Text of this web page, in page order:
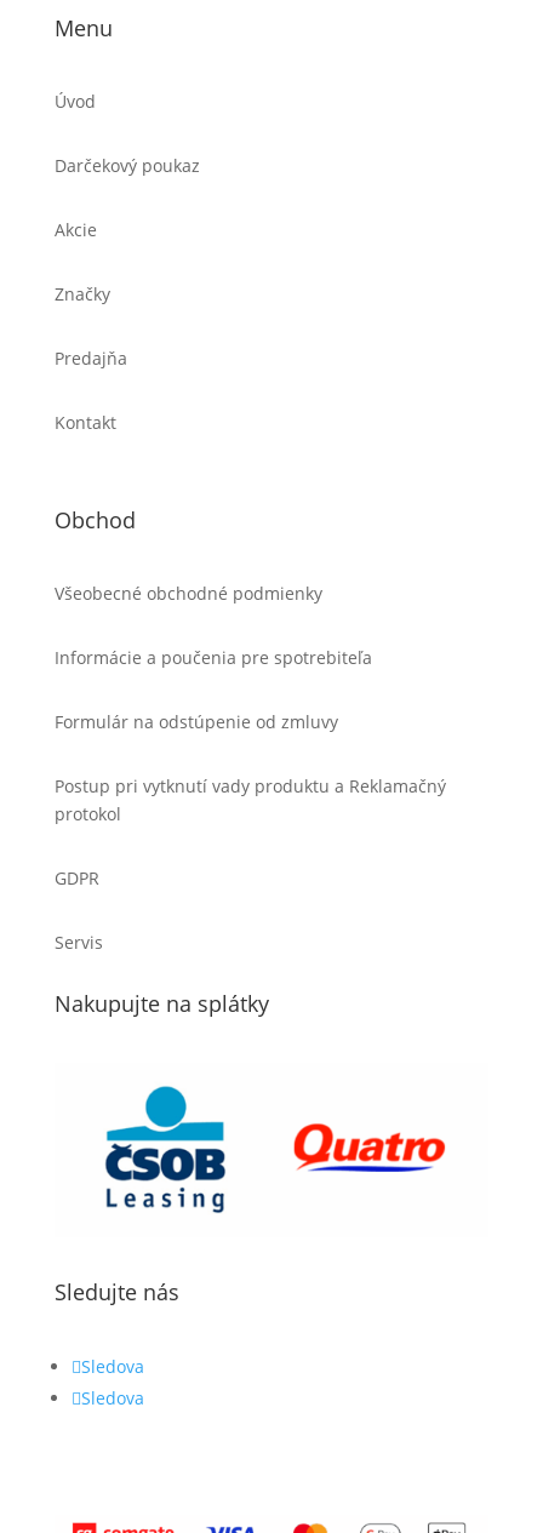
Menu
Úvod
Darčekový poukaz
Akcie
Značky
Predajňa
Kontakt
Obchod
Všeobecné obchodné podmienky
Informácie a poučenia pre spotrebiteľa
Formulár na odstúpenie od zmluvy
Postup pri vytknutí vady produktu a Reklamačný
protokol
GDPR
Servis
Nakupujte na splátky
Sledujte nás
Sledova
Sledova